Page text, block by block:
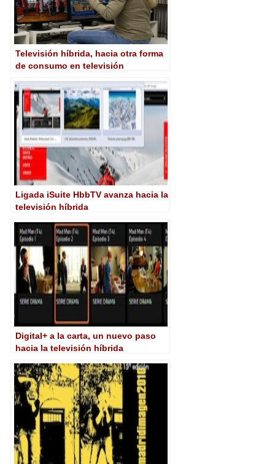
Televisión híbrida, hacia otra forma
de consumo en televisión
Ligada iSuite HbbTV avanza hacia la
televisión híbrida
Digital+ a la carta, un nuevo paso
hacia la televisión híbrida